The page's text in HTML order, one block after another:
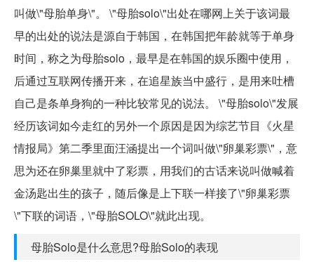
叫做\"母胎单身\"。 \"母胎solo\"出处在哪网上关于该词最
早的出处的说法是源自于韩国，在韩国把年龄就等于单身
时间，称之为母胎solo，最早是在韩国的娱乐圈中使用，
后通过互联网传播开来，在追星族当中盛行，是用来吐槽
自己是条单身狗的一种比较常见的说法。 \"母胎solo\"发展
经历该词如今走红的另外一个原因是因为综艺节目《火星
情报局》第二季里面汪涵提出一个词叫做\"卵巢彩票\"，意
思为还在卵巢里就中了彩票，用我们的古话来说叫做喊着
金汤匙出生的孩子，随后像是上下联一样接了\"卵巢彩票
\"下联的词语，\"母胎SOLO\"就此出现。
母胎Solo是什么意思?母胎Solo的表现